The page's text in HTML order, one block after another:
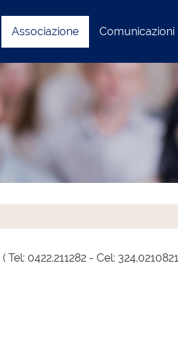
Associazione Comunicazioni
( Tel: 0422.211282 - Cel: 324.0210821